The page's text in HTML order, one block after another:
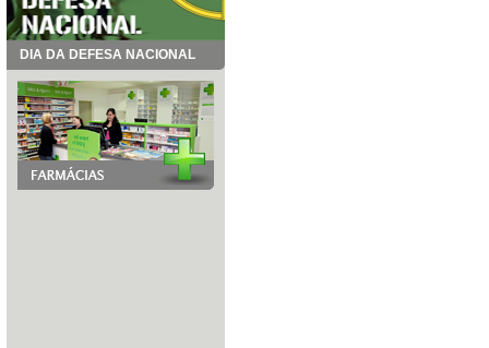
DIA DA DEFESA NACIONAL